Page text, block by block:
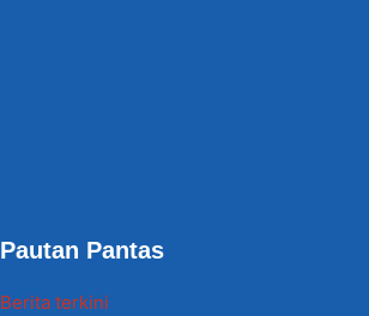
Pautan Pantas
Berita terkini